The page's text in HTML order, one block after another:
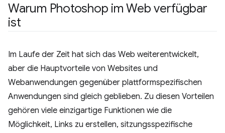
Warum Photoshop im Web verfügbar
ist
Im Laufe der Zeit hat sich das Web weiterentwickelt,
aber die Hauptvorteile von Websites und
Webanwendungen gegenüber plattformspezifischen
Anwendungen sind gleich geblieben. Zu diesen Vorteilen
gehören viele einzigartige Funktionen wie die
Möglichkeit, Links zu erstellen, sitzungsspezifische